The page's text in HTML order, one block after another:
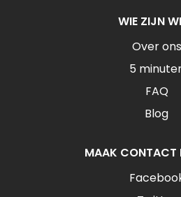
WIE ZIJN
Over ons
5
FAQ
Blog
MAAK CONTACT